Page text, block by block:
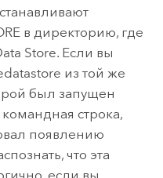
в директорию, где
Store. Если вы
из той же
был запущен
строка,
появлению
что эта
если вы